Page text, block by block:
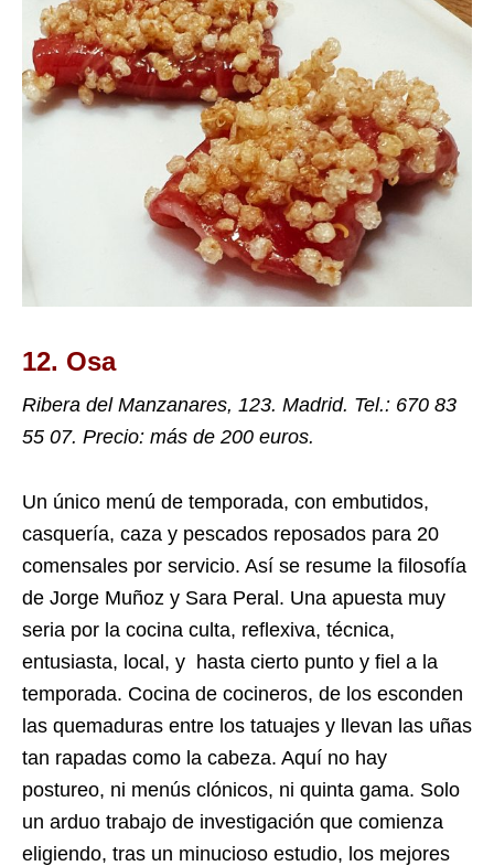
12. Osa
Ribera del Manzanares, 123. Madrid. Tel.: 670 83
55 07. Precio: más de 200 euros.
Un único menú de temporada, con embutidos,
casquería, caza y pescados reposados para 20
comensales por servicio. Así se resume la filosofía
de Jorge Muñoz y Sara Peral. Una apuesta muy
seria por la cocina culta, reflexiva, técnica,
entusiasta, local, y hasta cierto punto y fiel a la
temporada. Cocina de cocineros, de los esconden
las quemaduras entre los tatuajes y llevan las uñas
tan rapadas como la cabeza. Aquí no hay
postureo, ni menús clónicos, ni quinta gama. Solo
un arduo trabajo de investigación que comienza
eligiendo, tras un minucioso estudio, los mejores